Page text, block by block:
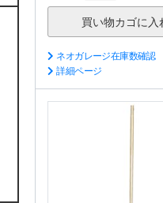
ネオガレージ在庫数確認
詳細ページ